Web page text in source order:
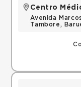
Centro
Avenida
Tambore,